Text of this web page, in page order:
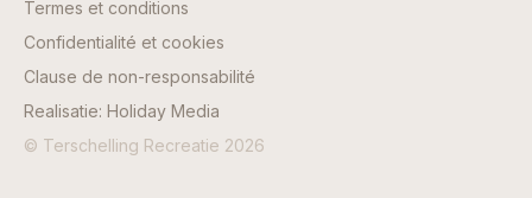
Termes et conditions
Confidentialité et cookies
Clause de non-responsabilité
Realisatie: Holiday Media
© Terschelling Recreatie 2026